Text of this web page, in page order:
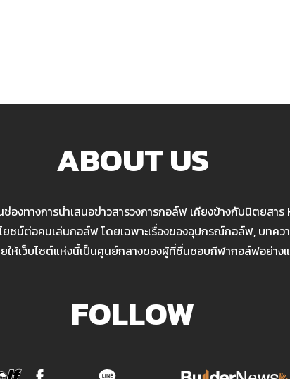
ABOUT US
ช่องทางการนำเสนอข่าวสารวงการกอล์ฟ เคียงข้างกับนิตยส
ยชน์ต่อคนเล่นกอล์ฟ โดยเฉพาะเรื่องของอุปกรณ์กอล์ฟ, บทคว
ให้เว็บไซต์แห่งนี้เป็นศูนย์กลางของผู้ที่ชื่นชอบกีฬากอล์ฟอย่าง
FOLLOW